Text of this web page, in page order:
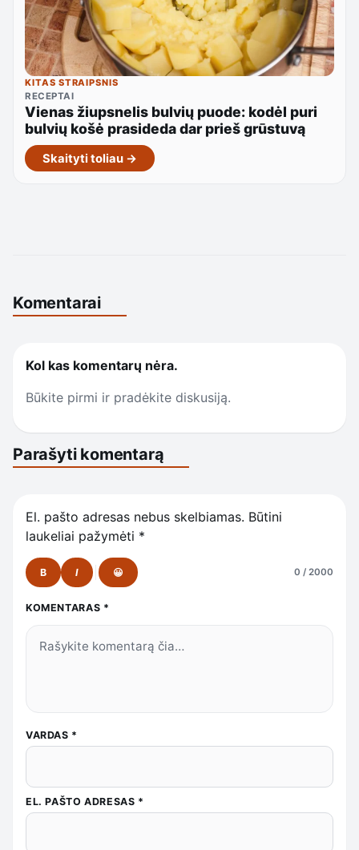
KITAS STRAIPSNIS
RECEPTAI
Vienas žiupsnelis bulvių puode: kodėl puri
bulvių košė prasideda dar prieš grūstuvą
Skaityti toliau →
Komentarai
Kol kas komentarų nėra.
Būkite pirmi ir pradėkite diskusiją.
Parašyti komentarą
El. pašto adresas nebus skelbiamas. Būtini
laukeliai pažymėti *
B I 😀 0 / 2000
KOMENTARAS *
VARDAS *
EL. PAŠTO ADRESAS *